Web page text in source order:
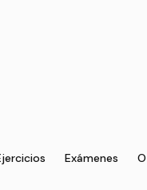
Exámenes